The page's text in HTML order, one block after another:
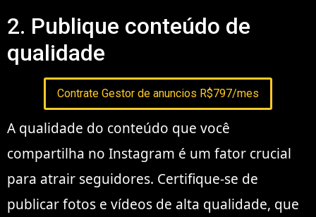
2. Publique conteúdo de
qualidade
Contrate Gestor de anuncios R$797/mes
A qualidade do conteúdo que você
compartilha no Instagram é um fator crucial
para atrair seguidores. Certifique-se de
publicar fotos e vídeos de alta qualidade, que